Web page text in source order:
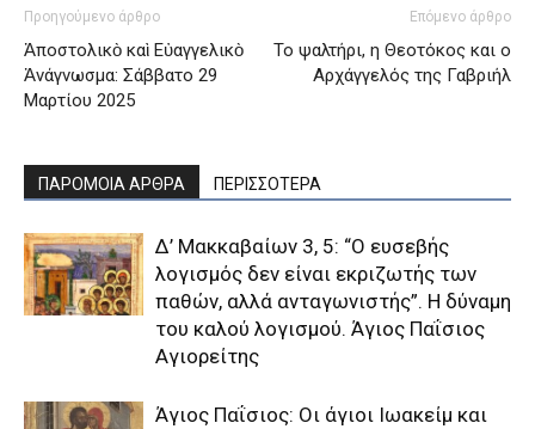
Προηγούμενο άρθρο
Ἀποστολικὸ καὶ Εὐαγγελικὸ
Ἀνάγνωσμα: Σάββατο 29
Μαρτίου 2025
Επόμενο άρθρο
Το ψαλτήρι, η Θεοτόκος και ο
Αρχάγγελός της Γαβριήλ
ΠΑΡΟΜΟΙΑ ΑΡΘΡΑ ΠΕΡΙΣΣΟΤΕΡΑ
Δ’ Μακκαβαίων 3, 5: “Ο ευσεβής
λογισμός δεν είναι εκριζωτής των
παθών, αλλά ανταγωνιστής”. Η δύναμη
του καλού λογισμού. Άγιος Παΐσιος
Αγιορείτης
Άγιος Παΐσιος: Οι άγιοι Ιωακείμ και